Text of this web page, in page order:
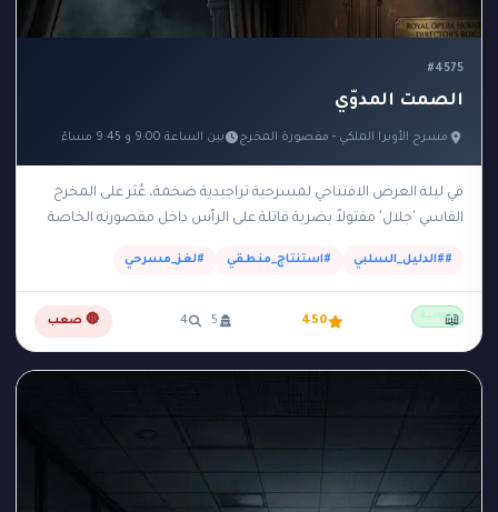
#4575
الصمت المدوّي
مسرح الأوبرا الملكي - مقصورة المخرج بين الساعة 9:00 و 9:45 مساءً
في ليلة العرض الافتتاحي لمسرحية تراجيدية ضخمة، عُثر على المخرج
القاسي 'جلال' مقتولاً بضربة قاتلة على الرأس داخل مقصورته الخاصة
##الدليل_السلبي #استنتاج_منطقي #لغز_مسرحي
مجانية 450
5
4 🔴 صعب 📖